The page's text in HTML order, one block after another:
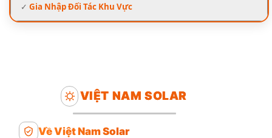
✓ Gia Nhập Đối Tác Khu Vực
VIỆT NAM SOLAR
Về Việt Nam Solar